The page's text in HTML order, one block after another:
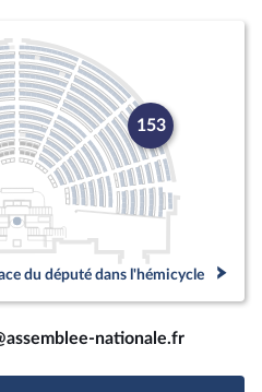
153
du député dans l'hémicycle
nationale.fr